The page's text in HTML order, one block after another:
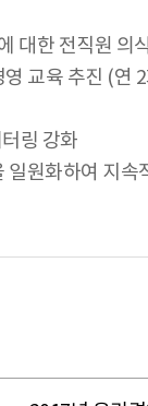
대한 전직원 의
영 교육 추진 (연
링 강화
일원화하여 지